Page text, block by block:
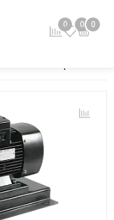
0 0 0